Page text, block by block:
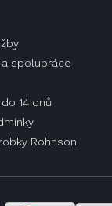
spolupráce
14 dnů
Rohnson